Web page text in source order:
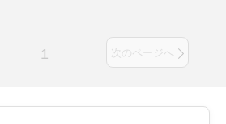
1 次のページへ